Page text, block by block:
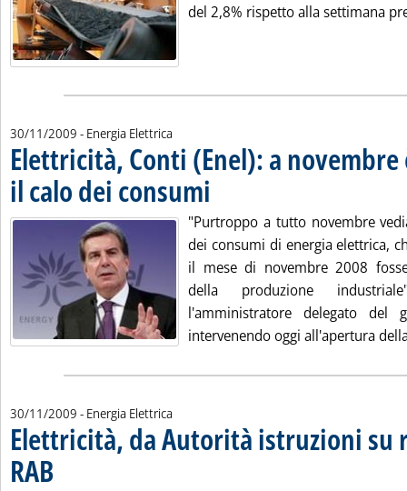
del 2,8% rispetto alla settimana
30/11/2009 - Energia Elettrica
Elettricità, Conti (Enel): a
il calo dei consumi
"Purtroppo a tutto novembre
dei consumi di energia elettrica,
il mese di novembre 2008
della produzione
l'amministratore delegato del
intervenendo oggi all'apertura
30/11/2009 - Energia Elettrica
Elettricità, da Autorità istruzioni su
RAB